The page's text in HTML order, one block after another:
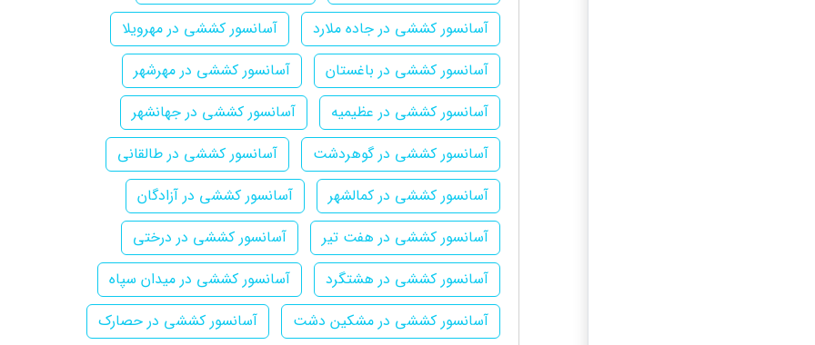
آسانسور کششی در جاده ملارد
آسانسور کششی در مهرویلا
آسانسور کششی در باغستان
آسانسور کششی در مهرشهر
آسانسور کششی در عظیمیه
آسانسور کششی در جهانشهر
آسانسور کششی در گوهردشت
آسانسور کششی در طالقانی
آسانسور کششی در کمالشهر
آسانسور کششی در آزادگان
آسانسور کششی در هفت تیر
آسانسور کششی در درختی
آسانسور کششی در هشتگرد
آسانسور کششی در میدان سپاه
آسانسور کششی در مشکین دشت
آسانسور کششی در حصارک